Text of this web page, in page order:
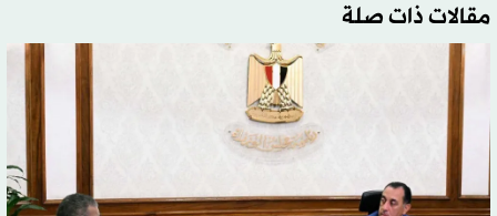
مقالات ذات صلة